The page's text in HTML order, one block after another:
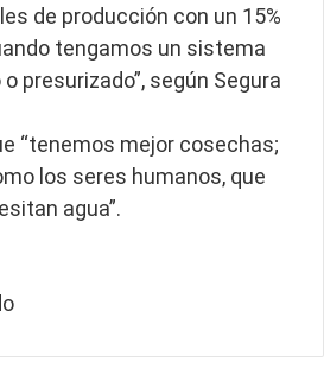
de producción con un 15%
tengamos un sistema
presurizado”, según Segura
“tenemos mejor cosechas;
los seres humanos, que
agua”.